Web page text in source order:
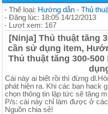
- Thể loại: Hướng dẫn - Thủ
- Đăng lúc: 18:05 14/12/2013
- Lượt xem: 167
[Ninja] Thủ thuật tăng
cần sử dụng item,
Thủ thuật tăng 300-
Cái này ai biết rồi thì đừng
phát hiện ra. Khi các bạn hack
chọn thông tin lập tức sẽ tăng
P/s: cái này chỉ làm được ở
Nguồn chia sẻ!